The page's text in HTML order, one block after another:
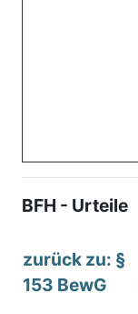
BFH - Urteile
zurück zu: §
153 BewG